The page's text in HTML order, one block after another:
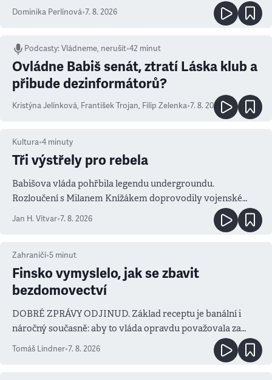
Dominika Perlínová•7. 8. 2026
Podcasty:Vládneme, nerušit•42 minut
Ovládne Babiš senát, ztratí Láska klub a
přibude dezinformátorů?
Kristýna Jelínková, František Trojan, Filip Zelenka•7. 8. 2026
Kultura•4 minuty
Tři výstřely pro rebela
Babišova vláda pohřbila legendu undergroundu.
Rozloučení s Milanem Knížákem doprovodily vojenské
salvy i kritika pokrokářů
Jan H. Vitvar•7. 8. 2026
Zahraničí•5 minut
Finsko vymyslelo, jak se zbavit
bezdomovectví
DOBRÉ ZPRÁVY ODJINUD. Základ receptu je banální i
náročný současně: aby to vláda opravdu považovala za
prioritu
Tomáš Lindner•7. 8. 2026